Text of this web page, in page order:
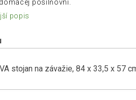
posilňovni.
popis
stojan na závažie, 84 x 33,5 x 57